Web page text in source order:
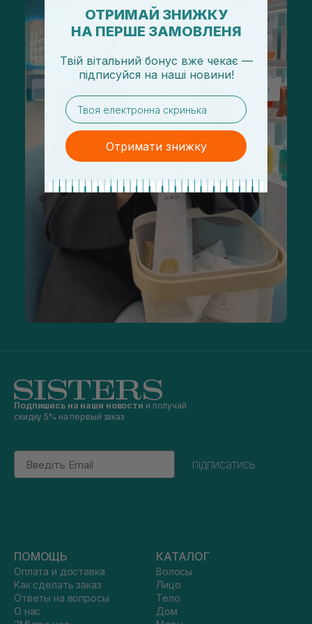
Подпишись на наши новости и получай
скидку 5% на первый заказ
Email
підписатись
ПОМОЩЬ
Оплата и доставка
Как сделать заказ
Ответы на вопросы
О нас
КАТАЛОГ
Волосы
Лицо
Тело
Дом
ОТРИМАЙ ЗНИЖКУ
НА ПЕРШЕ ЗАМОВЛЕНЯ
Твій вітальний бонус вже чекає —
підписуйся на наші новини!
email
Отримати знижку